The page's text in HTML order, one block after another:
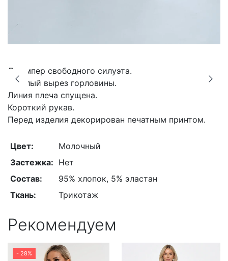
Джемпер свободного силуэта.
Круглый вырез горловины.
Линия плеча спущена.
Короткий рукав.
Перед изделия декорирован печатным принтом.
Цвет:
Молочный
Застежка: Нет
Состав:
95% хлопок, 5% эластан
Ткань:
Трикотаж
Рекомендуем
- 28%